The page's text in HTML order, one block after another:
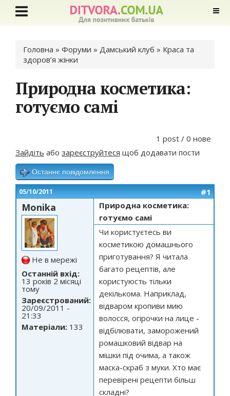
Ви є тут
Головна » Форуми » Дамський клуб » Краса та
здоров’я жінки
Природна косметика:
готуємо самі
1 post / 0 нове
Зайдіть або зареєструйтеся щоб додавати пости
Останнє повідомлення
05/10/2011 #1
Monika
Не в мережі
Останній вхід:
13 років 2 місяці
тому
Зареєстрований:
20/09/2011 -
21:33
Матеріали: 133
Природна косметика:
готуємо самі
Чи користуєтесь ви
косметикою домашнього
приготування? Я читала
багато рецептів, але
користуюсть тільки
декількома. Наприклад,
відваром кропиви мию
волосся, огірочки на лице -
відбілювати, заморожений
ромашковий відвар на
мішки під очима, а також
маска-скраб з муки. Хто має
перевірені рецепти більш
складні?